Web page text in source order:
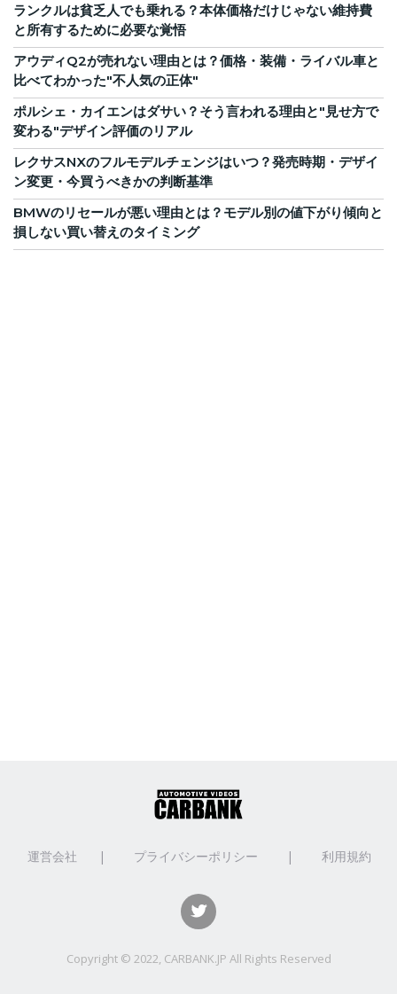
ランクルは貧乏人でも乗れる？本体価格だけじゃない維持費
と所有するために必要な覚悟
アウディQ2が売れない理由とは？価格・装備・ライバル車と
比べてわかった"不人気の正体"
ポルシェ・カイエンはダサい？そう言われる理由と"見せ方で
変わる"デザイン評価のリアル
レクサスNXのフルモデルチェンジはいつ？発売時期・デザイ
ン変更・今買うべきかの判断基準
BMWのリセールが悪い理由とは？モデル別の値下がり傾向と
損しない買い替えのタイミング
運営会社 | プライバシーポリシー | 利用規約
Copyright © 2022, CARBANK.JP All Rights Reserved